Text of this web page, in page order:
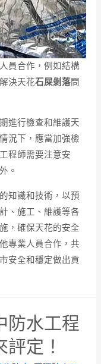
員合作，例如結構
決天花石屎剝落問
進行檢查和維護天
況下，應當加強檢
程師需要注意安
。
知識和技術，以預
、施工、維護等各
，確保天花的安全
專業人員合作，共
安全和穩定做出貢
防水工程
定！